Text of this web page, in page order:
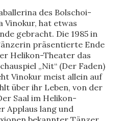
des Bolschoi-
Vinokur, hat etwas
gebracht. Die 1985 in
präsentierte Ende
Helikon-Theater das
„Nit“ (Der Faden)
Vinokur meist allein auf
über ihr Leben, von der
Saal im Helikon-
Applaus lang und